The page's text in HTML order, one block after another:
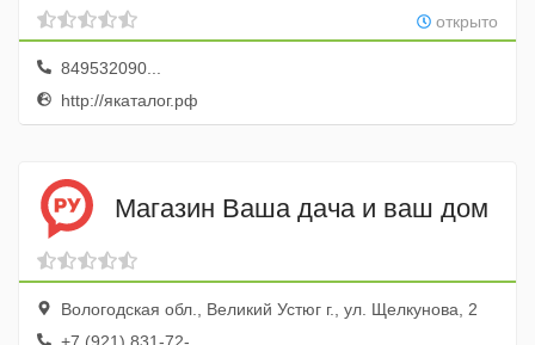
открыто
849532090...
http://якаталог.рф
Магазин Ваша дача и ваш дом
Вологодская обл., Великий Устюг г., ул. Щелкунова, 2